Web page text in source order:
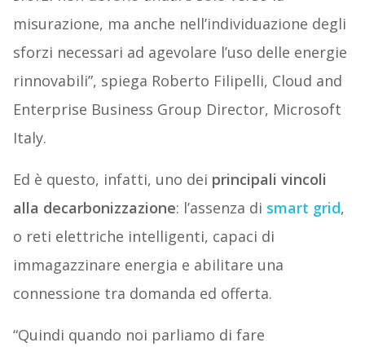
misurazione, ma anche nell’individuazione degli
sforzi necessari ad agevolare l’uso delle energie
rinnovabili”, spiega Roberto Filipelli, Cloud and
Enterprise Business Group Director, Microsoft
Italy.
Ed è questo, infatti, uno dei principali vincoli
alla decarbonizzazione: l’assenza di smart grid,
o reti elettriche intelligenti, capaci di
immagazzinare energia e abilitare una
connessione tra domanda ed offerta.
“Quindi quando noi parliamo di fare